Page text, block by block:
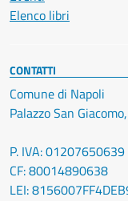
Elenco libri
CONTATTI
Comune di Napoli
Palazzo San
P. IVA: 01207650639
CF: 80014890638
LEI: